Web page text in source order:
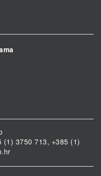
(1) 3750 713, +385 (1)